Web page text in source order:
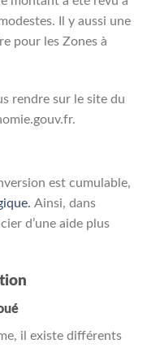
Il y aussi une
pour les Zones à
rendre sur le site du
est cumulable,
. Ainsi, dans
d’une aide plus
il existe différents